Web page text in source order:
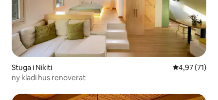
Stuga i Nikiti 4,97 av 5 i
4,97 (71)
ny kladi hus renoverat